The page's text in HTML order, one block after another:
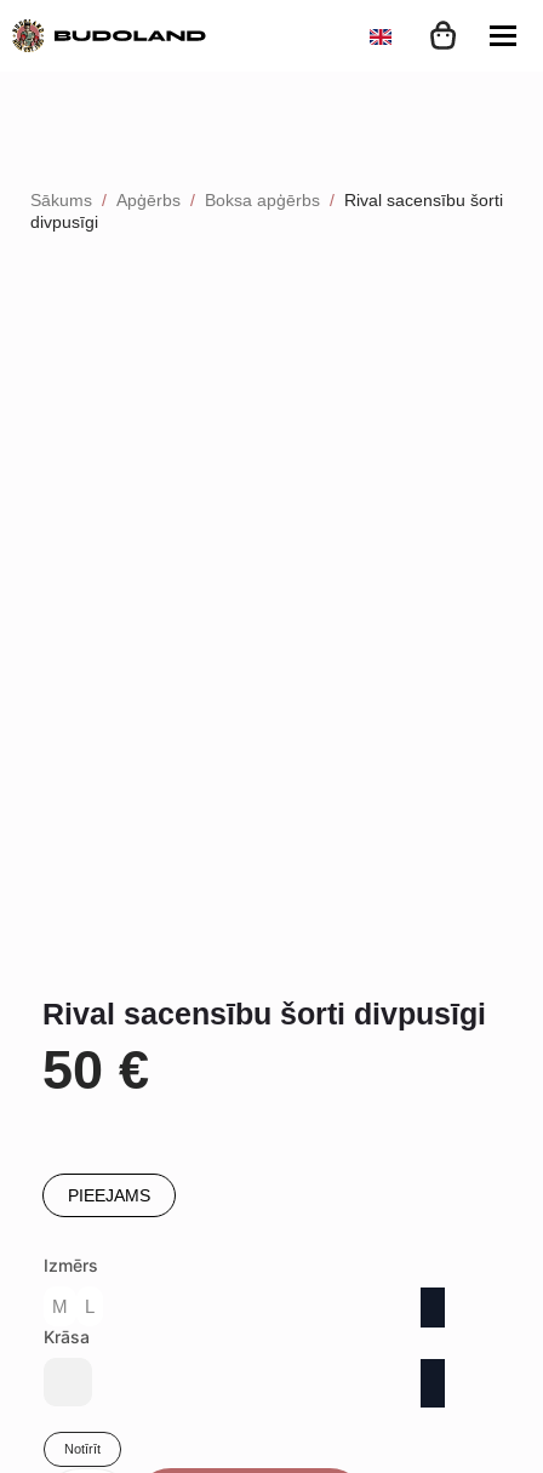
Sākums Apģērbs Boksa apģērbs
Rival sacensību šorti
divpusīgi
Rival sacensību šorti divpusīgi
50 €
PIEEJAMS
Izmērs
M
L
Krāsa
Notīrīt